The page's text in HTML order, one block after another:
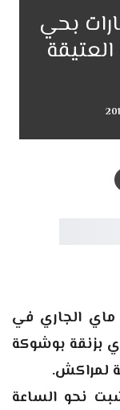
بحي
حريق زوال يومه الخميس 12 ماي الجاري في
بزنقة بوشوكة
لمراكش.
نحو الساعة